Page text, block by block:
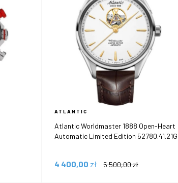
ATLANTIC
Atlantic Worldmaster 1888 Open-Heart
Automatic Limited Edition 52780.41.21G
4 400,00 zł 5 500,00zł